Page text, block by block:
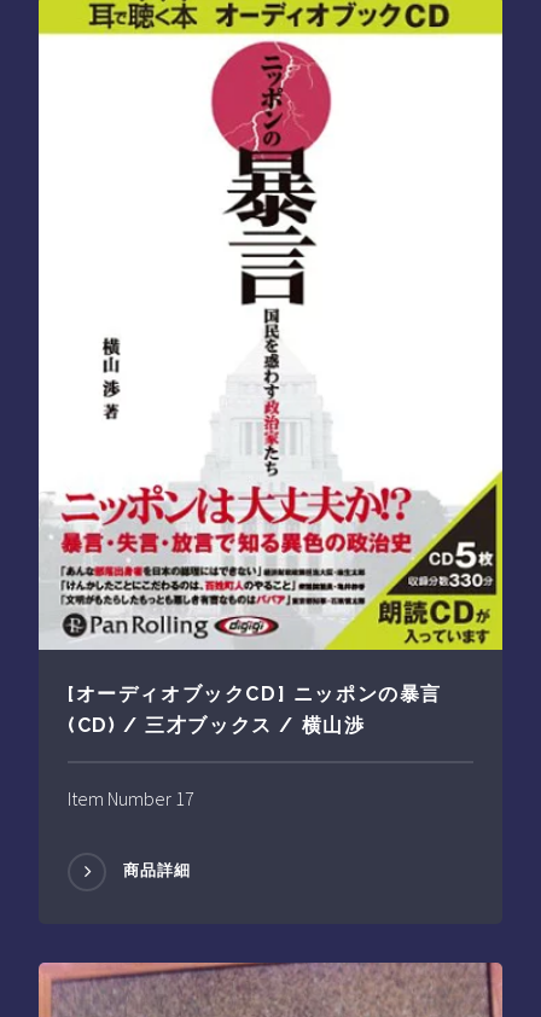
[オーディオブックCD] ニッポンの暴言
(CD) / 三才ブックス / 横山渉
Item Number 17
商品詳細